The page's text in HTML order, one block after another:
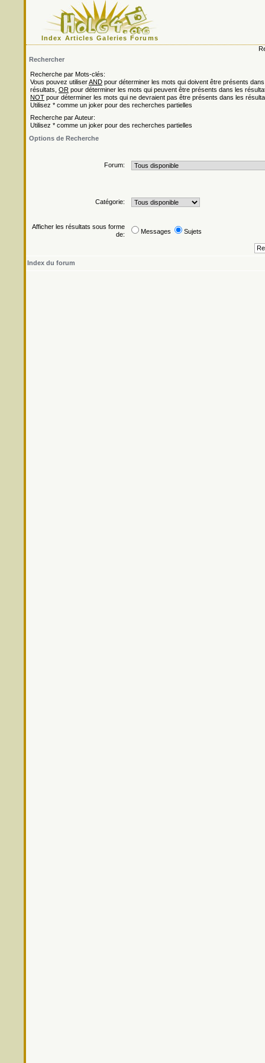
Index Articles Galeries Forums
Rechercher
Recherche par Mots-clés:
Vous pouvez utiliserAND pour déterminer les mots qui doivent être présents
résultats, OR pour déterminer les mots qui peuvent être présents dans les
NOT pour déterminer les mots qui ne devraient pas être présents dans les
Utilisez * comme un joker pour des recherches partielles
Recherche par Auteur:
Utilisez * comme un joker pour des recherches partielles
Options de Recherche
Forum:
Catégorie:
Afficher les résultats sous forme
de:
Messages Sujets
Index du forum